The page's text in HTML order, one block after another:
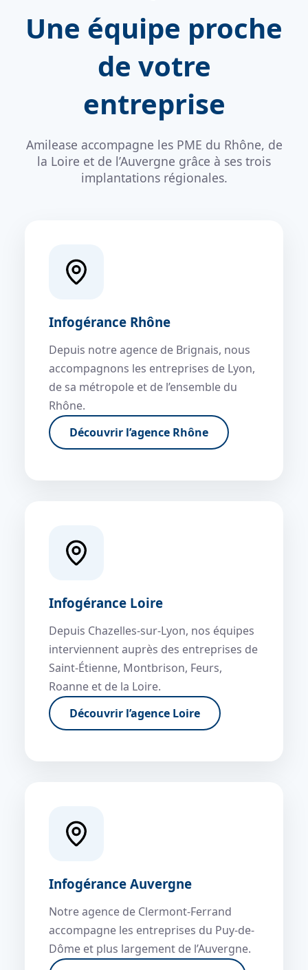
Une équipe proche
de votre
entreprise
Amilease accompagne les PME du Rhône, de
la Loire et de l’Auvergne grâce à ses trois
implantations régionales.
Infogérance Rhône
Depuis notre agence de Brignais, nous
accompagnons les entreprises de Lyon,
de sa métropole et de l’ensemble du
Rhône.
Découvrir l’agence Rhône
Infogérance Loire
Depuis Chazelles-sur-Lyon, nos équipes
interviennent auprès des entreprises de
Saint-Étienne, Montbrison, Feurs,
Roanne et de la Loire.
Découvrir l’agence Loire
Infogérance Auvergne
Notre agence de Clermont-Ferrand
accompagne les entreprises du Puy-de-
Dôme et plus largement de l’Auvergne.